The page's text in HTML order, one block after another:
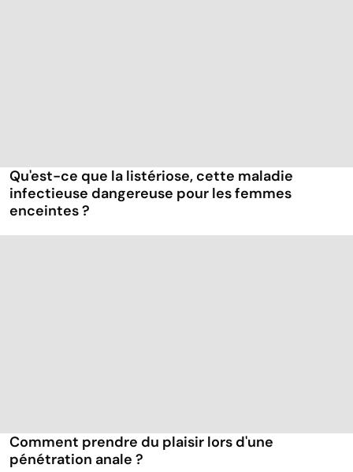
Qu'est-ce que la listériose, cette maladie
infectieuse dangereuse pour les femmes
enceintes ?
Comment prendre du plaisir lors d'une
pénétration anale ?